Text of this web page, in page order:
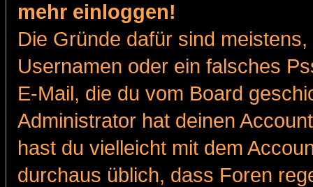
mehr einloggen!
Die Gründe dafür sind
Usernamen oder ein falsches
E-Mail, die du vom Board
Administrator hat deinen
hast du vielleicht mit dem
durchaus üblich, dass Foren